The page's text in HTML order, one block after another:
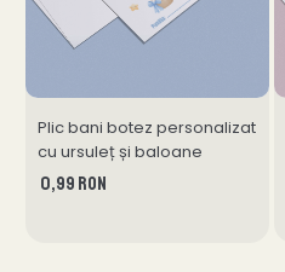
Plic bani botez personalizat
cu ursuleț și baloane
0,99 RON